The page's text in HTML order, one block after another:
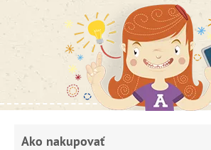
Ako nakupovať